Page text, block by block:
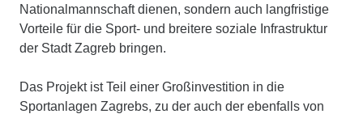
Nationalmannschaft dienen, sondern auch langfristige
Vorteile für die Sport- und breitere soziale Infrastruktur
der Stadt Zagreb bringen.
Das Projekt ist Teil einer Großinvestition in die
Sportanlagen Zagrebs, zu der auch der ebenfalls von